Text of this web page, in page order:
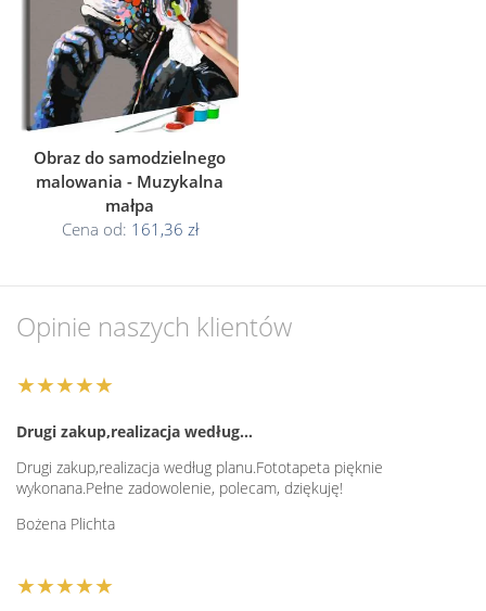
Obraz do samodzielnego
malowania - Muzykalna
małpa
Cena od: 161,36 zł
Opinie naszych klientów
★★★★★
Drugi zakup,realizacja według…
Drugi zakup,realizacja według planu.Fototapeta pięknie
wykonana.Pełne zadowolenie, polecam, dziękuję!
Bożena Plichta
★★★★★